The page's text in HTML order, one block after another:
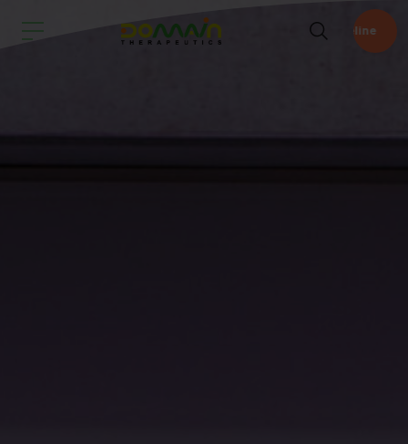
Pipeline